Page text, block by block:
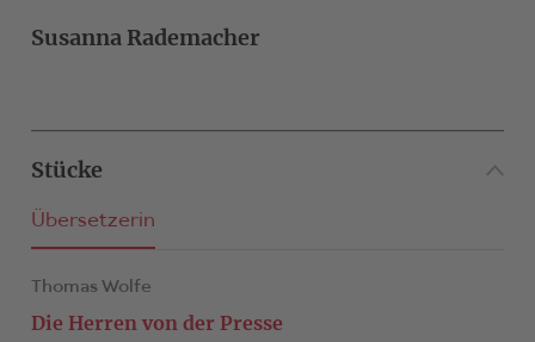
Susanna Rademacher
Stücke
Übersetzerin
Thomas Wolfe
Die Herren von der Presse